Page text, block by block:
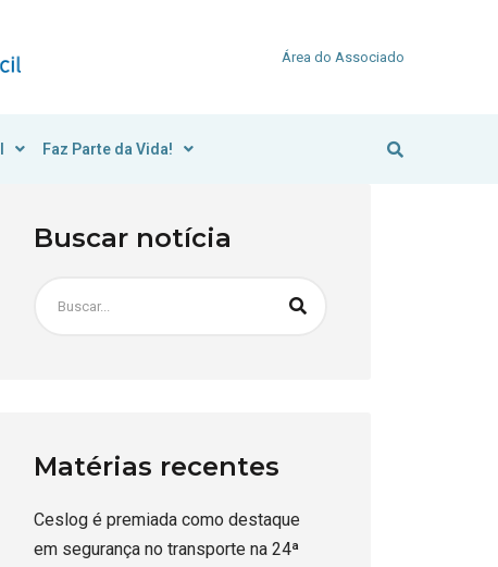
Área do Associado
Faz Parte da Vida!
Buscar notícia
Matérias recentes
Ceslog é premiada como destaque
em segurança no transporte na 24ª